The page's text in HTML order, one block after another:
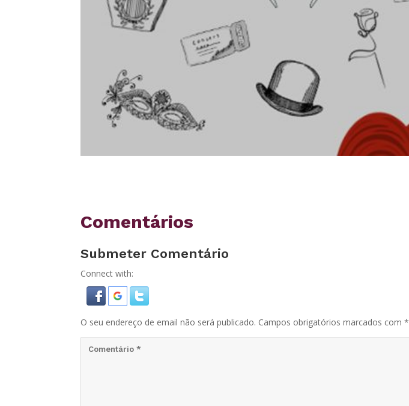
Comentários
Submeter Comentário
Connect with:
O seu endereço de email não será publicado. Campos obrigatórios marcados com*